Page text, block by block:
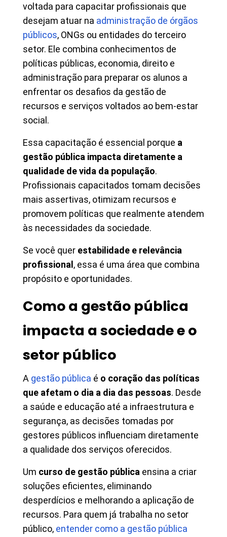
voltada para capacitar profissionais que
desejam atuar na administração de órgãos
públicos, ONGs ou entidades do terceiro
setor. Ele combina conhecimentos de
políticas públicas, economia, direito e
administração para preparar os alunos a
enfrentar os desafios da gestão de
recursos e serviços voltados ao bem-estar
social.
Essa capacitação é essencial porque a
gestão pública impacta diretamente a
qualidade de vida da população.
Profissionais capacitados tomam decisões
mais assertivas, otimizam recursos e
promovem políticas que realmente atendem
às necessidades da sociedade.
Se você quer estabilidade e relevância
profissional , essa é uma área que combina
propósito e oportunidades.
Como a gestão pública
impacta a sociedade e o
setor público
A gestão pública é o coração das políticas
que afetam o dia a dia das pessoas. Desde
a saúde e educação até a infraestrutura e
segurança, as decisões tomadas por
gestores públicos influenciam diretamente
a qualidade dos serviços oferecidos.
Um curso de gestão pública ensina a criar
soluções eficientes, eliminando
desperdícios e melhorando a aplicação de
recursos. Para quem já trabalha no setor
público, entender como a gestão pública